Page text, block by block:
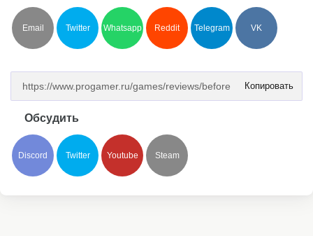
Email Twitter Whatsapp Reddit Telegram VK
Копировать
Обсудить
Discord Twitter Youtube Steam